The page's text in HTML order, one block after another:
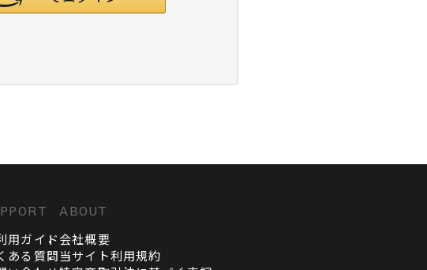
用ガイド
ある質問
ABOUT
会社概要
当サイト利用規約